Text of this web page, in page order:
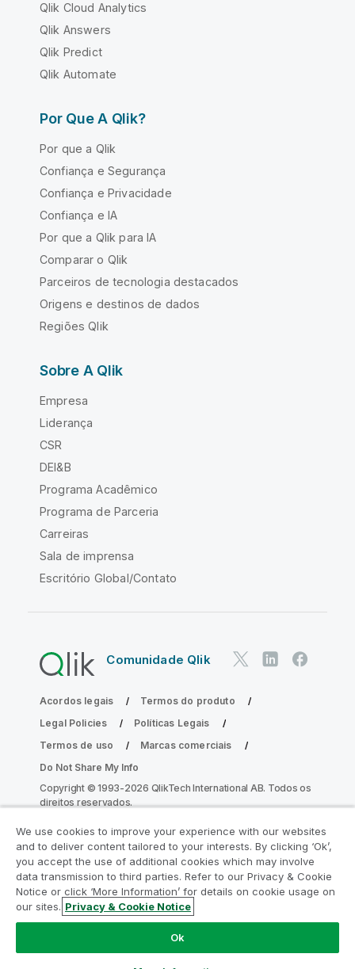
Qlik Cloud Analytics
Qlik Answers
Qlik Predict
Qlik Automate
Por Que A Qlik?
Por que a Qlik
Confiança e Segurança
Confiança e Privacidade
Confiança e IA
Por que a Qlik para IA
Comparar o Qlik
Parceiros de tecnologia destacados
Origens e destinos de dados
Regiões Qlik
Sobre A Qlik
Empresa
Liderança
CSR
DEI&B
Programa Acadêmico
Programa de Parceria
Carreiras
Sala de imprensa
Escritório Global/Contato
Comunidade Qlik
Acordos legais
Termos do produto
Legal Policies
Políticas Legais
Termos de uso
Marcas comerciais
Do Not Share My Info
Copyright © 1993-2026 QlikTech International AB. Todos os
direitos reservados.
Participe do Programa de Modernização
do Analytics
Modernize sem comprometer seus valiosos aplicativos
QlikView com o Programa de Modernização do Analytics.
Clique aqui
ampquestions@qlik.com
We use cookies to improve your experience with our websites
and to deliver content tailored to your interests. By clicking ‘Ok’,
you accept the use of additional cookies which may involve
data transmission to third parties. Refer to our Privacy & Cookie
Notice or click ‘More Information’ for details on cookie usage on
our sites. Privacy & Cookie Notice
Ok